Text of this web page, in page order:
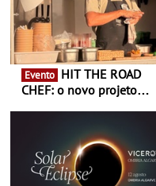
Evento
CHEF: o novo projeto
conceito gastronómico
itinerante que percorre
Portugal